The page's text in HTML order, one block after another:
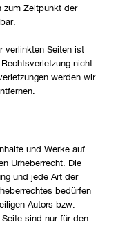
zum Zeitpunkt der
verlinkten Seiten ist
nicht
werden wir
und Werke auf
Urheberrecht. Die
und jede Art der
bedürfen
Autors bzw.
sind nur für den